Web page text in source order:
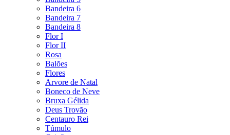
Bandeira 6
Bandeira 7
Bandeira 8
Flor I
Flor II
Rosa
Balões
Flores
Arvore de Natal
Boneco de Neve
Bruxa Gélida
Deus Trovão
Centauro Rei
Túmulo